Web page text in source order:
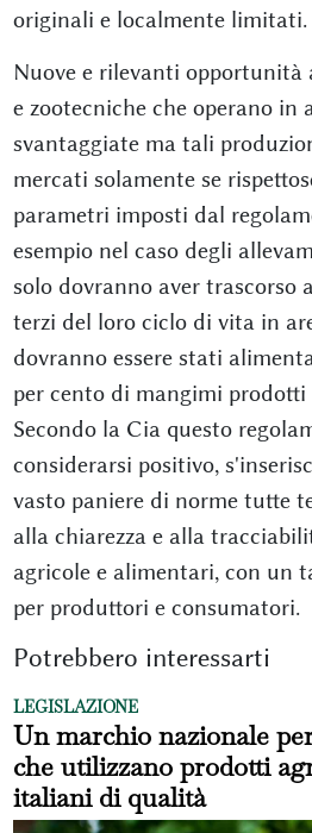
originali e localmente limitati.
Nuove e rilevanti opportunità
e zootecniche che operano in
svantaggiate ma tali
mercati solamente se
parametri imposti dal
esempio nel caso degli
solo dovranno aver trascorso
terzi del loro ciclo di vita in
dovranno essere stati
per cento di mangimi
Secondo la Cia questo
considerarsi positivo,
vasto paniere di norme tutte
alla chiarezza e alla
agricole e alimentari, con un
per produttori e consumatori.
Potrebbero interessarti
LEGISLAZIONE
Un marchio nazionale
che utilizzano prodotti
italiani di qualità